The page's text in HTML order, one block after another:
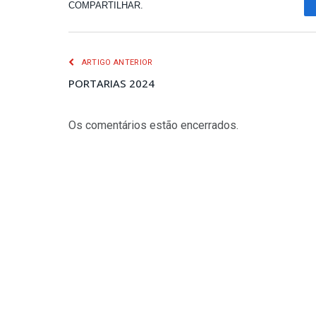
COMPARTILHAR.
ARTIGO ANTERIOR
PORTARIAS 2024
Os comentários estão encerrados.